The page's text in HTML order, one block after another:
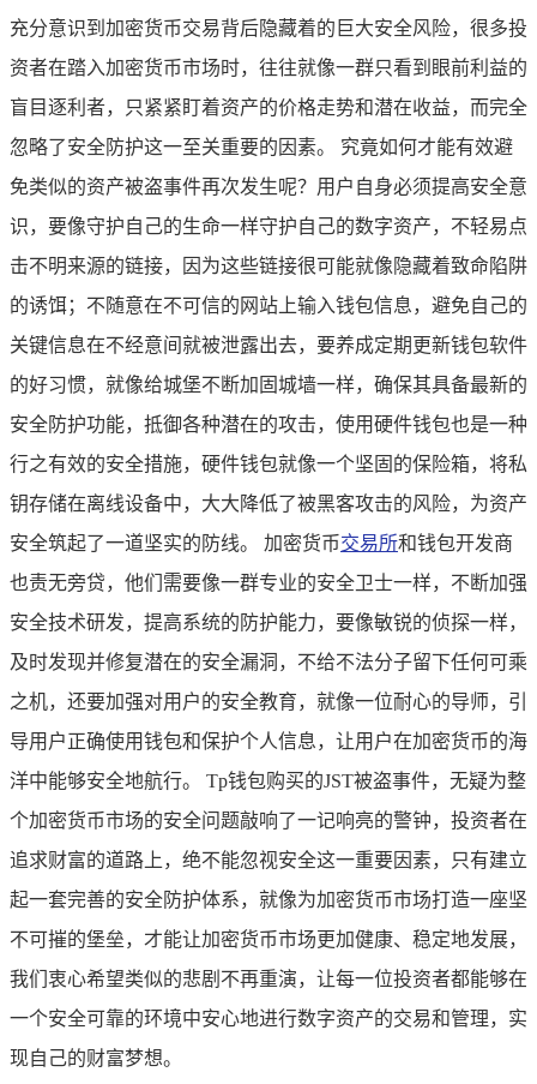
充分意识到加密货币交易背后隐藏着的巨大安全风险，很多投
资者在踏入加密货币市场时，往往就像一群只看到眼前利益的
盲目逐利者，只紧紧盯着资产的价格走势和潜在收益，而完全
忽略了安全防护这一至关重要的因素。 究竟如何才能有效避
免类似的资产被盗事件再次发生呢？用户自身必须提高安全意
识，要像守护自己的生命一样守护自己的数字资产，不轻易点
击不明来源的链接，因为这些链接很可能就像隐藏着致命陷阱
的诱饵；不随意在不可信的网站上输入钱包信息，避免自己的
关键信息在不经意间就被泄露出去，要养成定期更新钱包软件
的好习惯，就像给城堡不断加固城墙一样，确保其具备最新的
安全防护功能，抵御各种潜在的攻击，使用硬件钱包也是一种
行之有效的安全措施，硬件钱包就像一个坚固的保险箱，将私
钥存储在离线设备中，大大降低了被黑客攻击的风险，为资产
安全筑起了一道坚实的防线。 加密货币交易所和钱包开发商
也责无旁贷，他们需要像一群专业的安全卫士一样，不断加强
安全技术研发，提高系统的防护能力，要像敏锐的侦探一样，
及时发现并修复潜在的安全漏洞，不给不法分子留下任何可乘
之机，还要加强对用户的安全教育，就像一位耐心的导师，引
导用户正确使用钱包和保护个人信息，让用户在加密货币的海
洋中能够安全地航行。 Tp钱包购买的JST被盗事件，无疑为整
个加密货币市场的安全问题敲响了一记响亮的警钟，投资者在
追求财富的道路上，绝不能忽视安全这一重要因素，只有建立
起一套完善的安全防护体系，就像为加密货币市场打造一座坚
不可摧的堡垒，才能让加密货币市场更加健康、稳定地发展，
我们衷心希望类似的悲剧不再重演，让每一位投资者都能够在
一个安全可靠的环境中安心地进行数字资产的交易和管理，实
现自己的财富梦想。